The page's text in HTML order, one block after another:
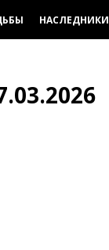
НАСЛЕДНИКИ